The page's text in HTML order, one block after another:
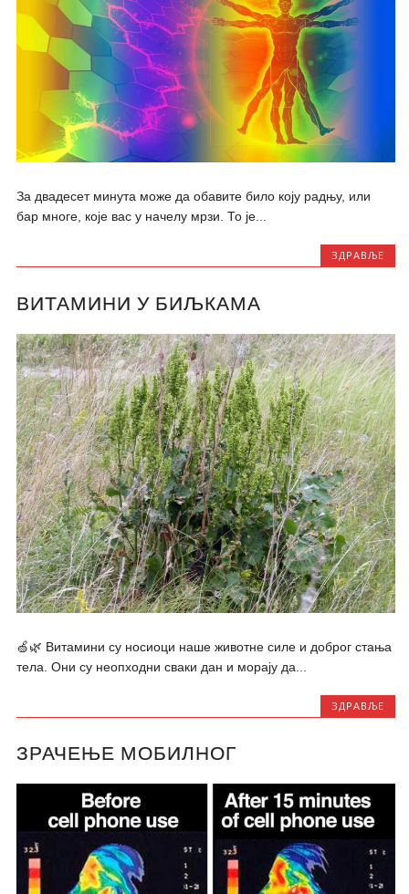
За двадесет минута може да обавите било коју радњу, или
бар многе, које вас у начелу мрзи. То је...
ЗДРАВЉЕ
ВИТАМИНИ У БИЉКАМА
🍏🌿 Витамини су носиоци наше животне силе и доброг стања
тела. Они су неопходни сваки дан и морају да...
ЗДРАВЉЕ
ЗРАЧЕЊЕ МОБИЛНОГ